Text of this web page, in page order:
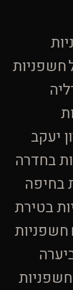
חשפניות
יעקב
בחדרה
בחיפה
בטירת
חשפניות
חשפניות